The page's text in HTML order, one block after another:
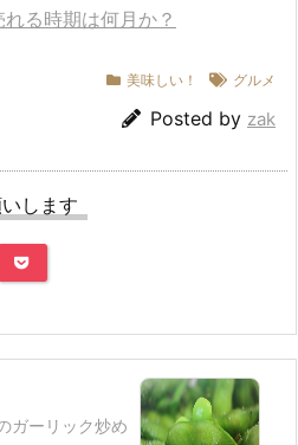
る時期は何月か？
美味しい！ グルメ
Posted by zak
します
ガーリック炒め